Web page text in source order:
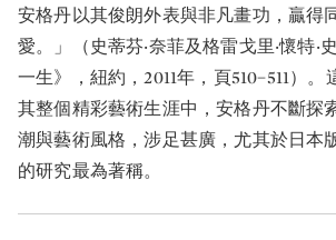
安格丹以其俊朗外表與非凡畫功，贏得
愛。」（史蒂芬‧奈菲及格雷戈里‧懷特‧
一生》，紐約，2011年，頁510−511）
其整個精彩藝術生涯中，安格丹不斷探
潮與藝術風格，涉足甚廣，尤其於日本
的研究最為著稱。